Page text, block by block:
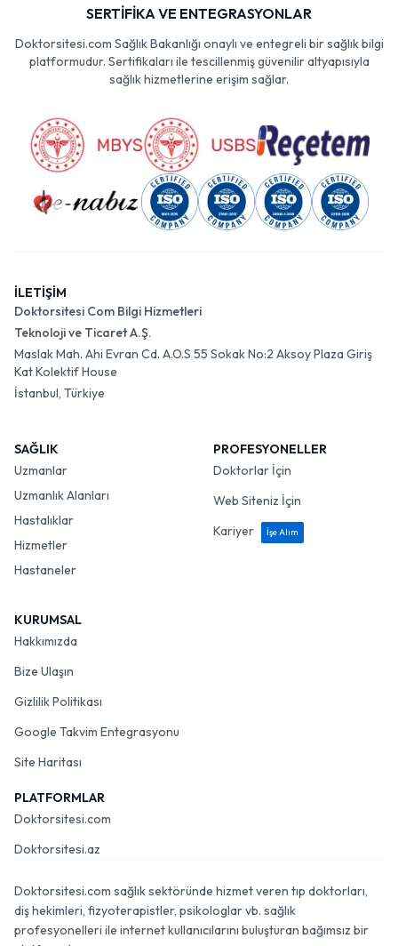
SERTİFİKA VE ENTEGRASYONLAR
Doktorsitesi.com Sağlık Bakanlığı onaylı ve entegreli bir sağlık bilgi
platformudur. Sertifikaları ile tescillenmiş güvenilir altyapısıyla
sağlık hizmetlerine erişim sağlar.
İLETİŞİM
Doktorsitesi Com Bilgi Hizmetleri
Teknoloji ve Ticaret A.Ş.
Maslak Mah. Ahi Evran Cd. A.O.S 55 Sokak No:2 Aksoy Plaza Giriş
Kat Kolektif House
İstanbul, Türkiye
SAĞLIK
Uzmanlar
Uzmanlık Alanları
Hastalıklar
Hizmetler
Hastaneler
PROFESYONELLER
Doktorlar İçin
Web Siteniz İçin
Kariyer
İşe Alım
KURUMSAL
Hakkımızda
Bize Ulaşın
Gizlilik Politikası
Google Takvim Entegrasyonu
Site Haritası
PLATFORMLAR
Doktorsitesi.com
Doktorsitesi.az
Doktorsitesi.com sağlık sektöründe hizmet veren tıp doktorları,
diş hekimleri, fizyoterapistler, psikologlar vb. sağlık
profesyonelleri ile internet kullanıcılarını buluşturan bağımsız bir